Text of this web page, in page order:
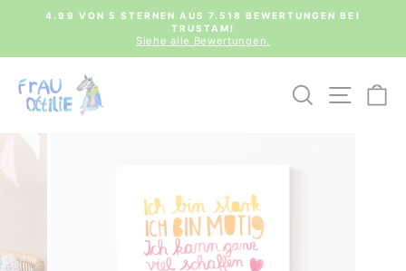
Pause
Diashow
4.99 VON 5 STERNEN AUS 7.518 BEWERTUNGEN BEI
TRUSTAMI
Siehe alle Bewertungen.
SUCHE